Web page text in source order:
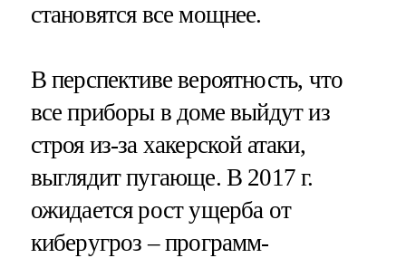
становятся все мощнее.
В перспективе вероятность, что
все приборы в доме выйдут из
строя из-за хакерской атаки,
выглядит пугающе. В 2017 г.
ожидается рост ущерба от
киберугроз – программ-